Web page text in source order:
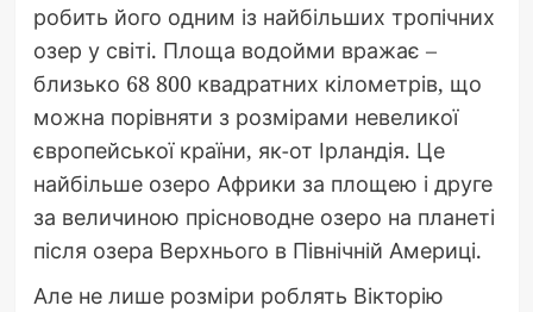
робить його одним із найбільших тропічних
озер у світі. Площа водойми вражає –
близько 68 800 квадратних кілометрів, що
можна порівняти з розмірами невеликої
європейської країни, як-от Ірландія. Це
найбільше озеро Африки за площею і друге
за величиною прісноводне озеро на планеті
після озера Верхнього в Північній Америці.
Але не лише розміри роблять Вікторію